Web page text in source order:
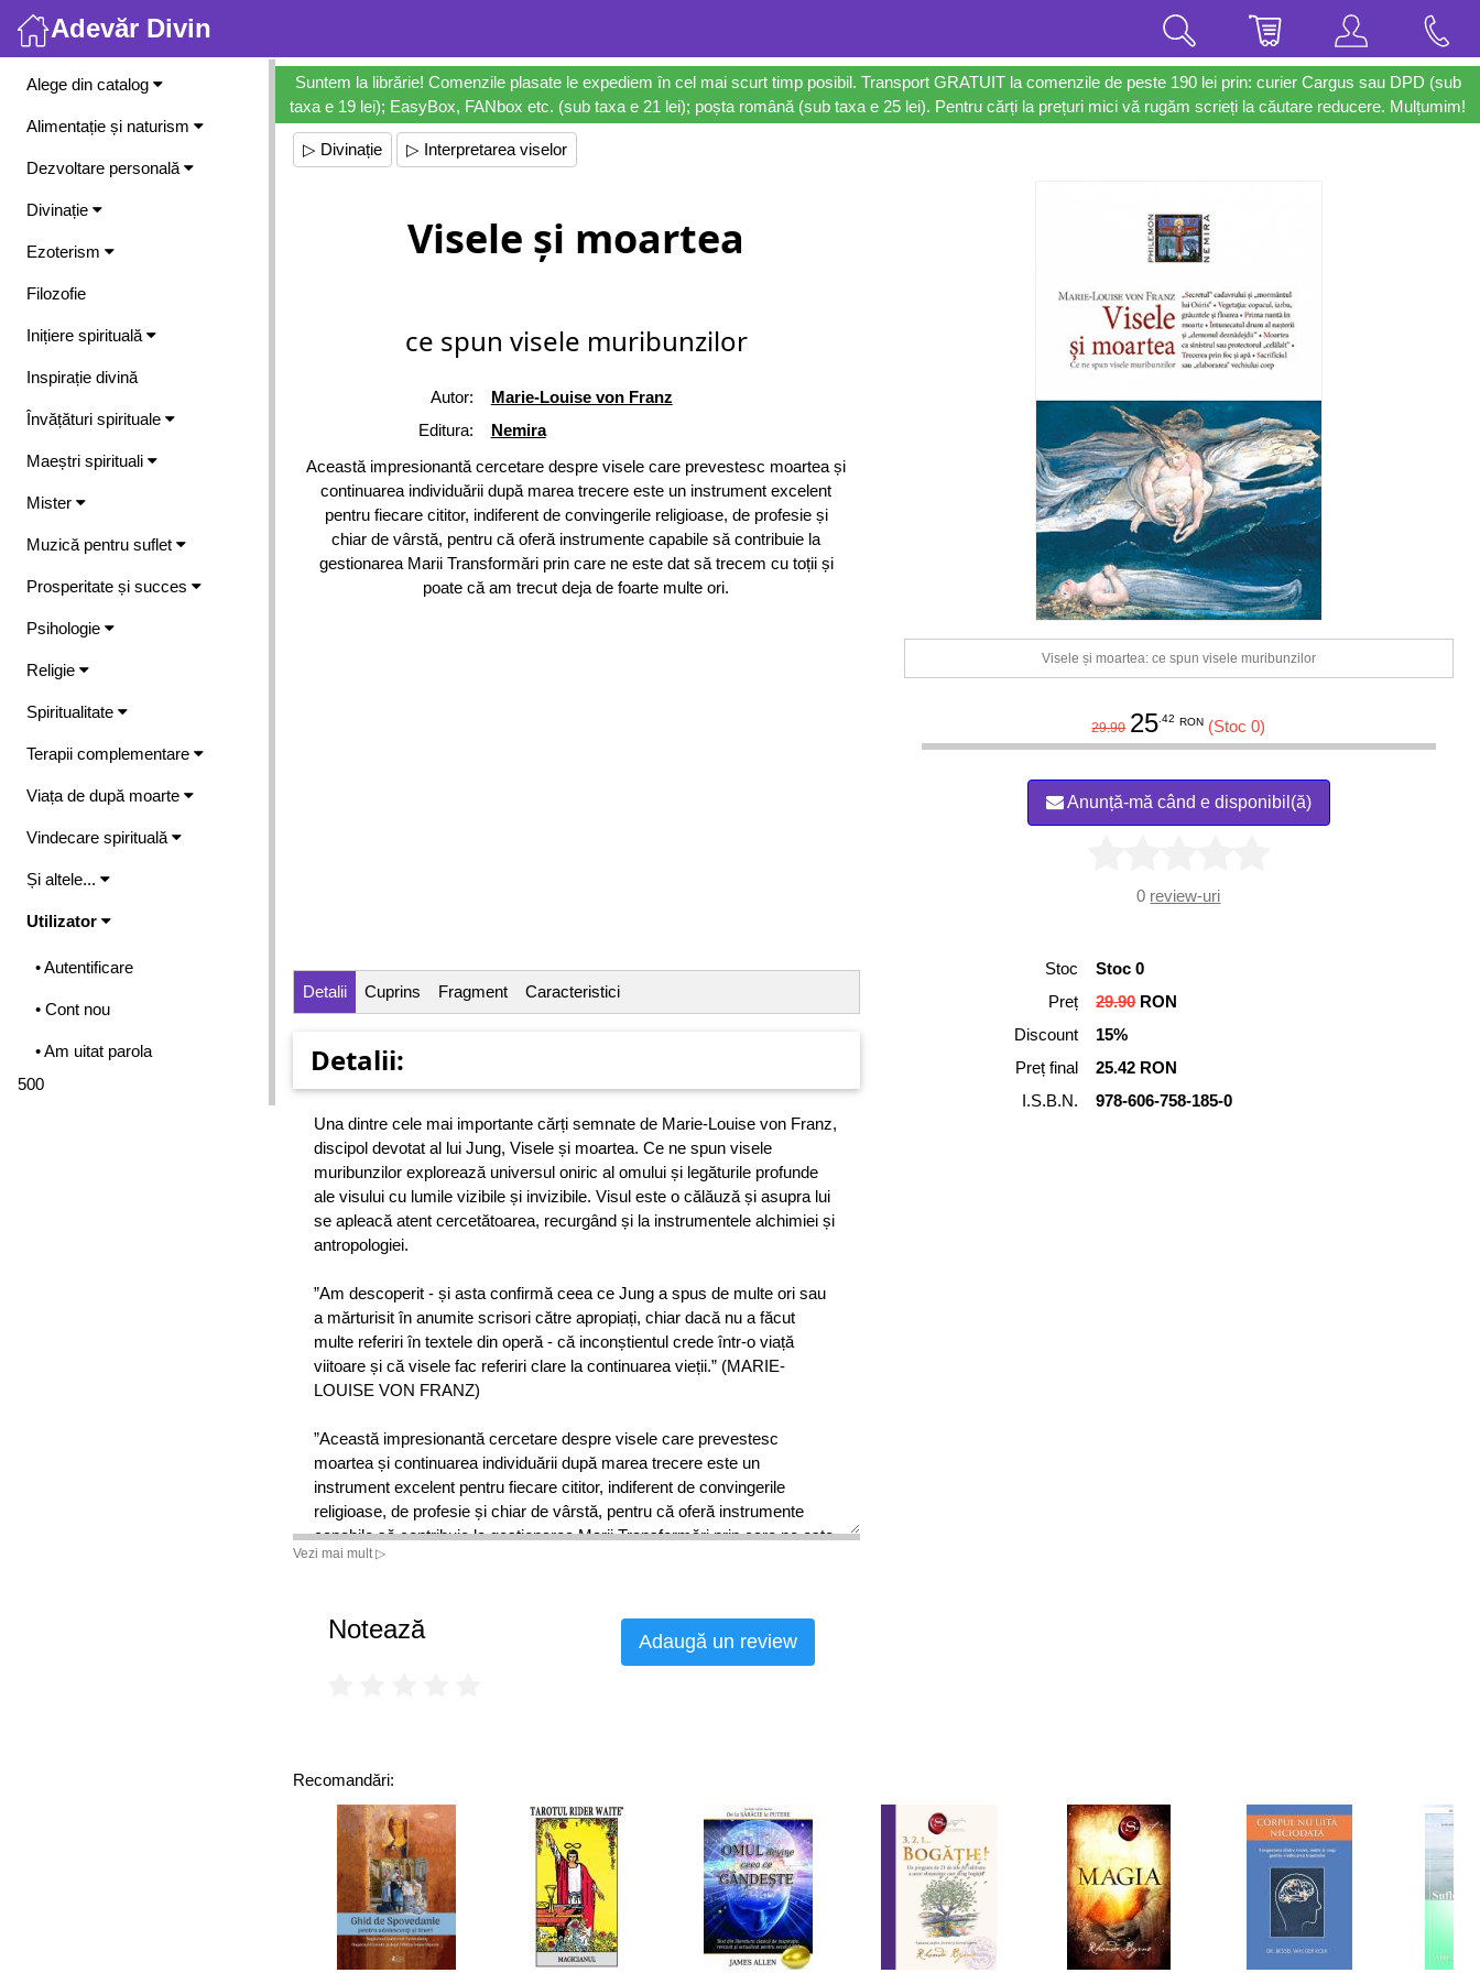
Adevăr Divin
Meniu
Alege din catalog
Alimentație și naturism
Dezvoltare personală
Divinație
Ezoterism
Filozofie
Inițiere spirituală
Inspirație divină
Învățături spirituale
Maeștri spirituali
Mister
Muzică pentru suflet
Prosperitate și succes
Psihologie
Religie
Spiritualitate
Terapii complementare
Viața de după moarte
Vindecare spirituală
Și altele...
Utilizator
• Autentificare
• Cont nou
• Am uitat parola
500
Suntem la librărie! Comenzile plasate le expediem în cel mai scurt timp posibil. Transport GRATUIT la comenzile de peste 190 lei prin: curier Cargus sau DPD (sub
taxa e 19 lei); EasyBox, FANbox etc. (sub taxa e 21 lei); poșta română (sub taxa e 25 lei). Pentru cărți la prețuri mici vă rugăm scrieți la căutare reducere. Mulțumim!
▷ Divinație ▷ Interpretarea viselor
Visele și moartea
ce spun visele muribunzilor
Autor:
Marie-Louise von Franz
Editura:
Nemira
Această impresionantă cercetare despre visele care prevestesc moartea și
continuarea individuării după marea trecere este un instrument excelent
pentru fiecare cititor, indiferent de convingerile religioase, de profesie și
chiar de vârstă, pentru că oferă instrumente capabile să contribuie la
gestionarea Marii Transformări prin care ne este dat să trecem cu toții și
poate că am trecut deja de foarte multe ori.
Visele și moartea: ce spun visele muribunzilor
29.90 25 .42 RON (Stoc 0)
Anunță-mă când e disponibil(ă)
0 review-uri
Detalii Cuprins Fragment Caracteristici
Detalii:
Una dintre cele mai importante cărți semnate de Marie-Louise von Franz,
discipol devotat al lui Jung, Visele și moartea. Ce ne spun visele
muribunzilor explorează universul oniric al omului și legăturile profunde
ale visului cu lumile vizibile și invizibile. Visul este o călăuză și asupra lui
se apleacă atent cercetătoarea, recurgând și la instrumentele alchimiei și
antropologiei.
”Am descoperit - și asta confirmă ceea ce Jung a spus de multe ori sau
a mărturisit în anumite scrisori către apropiați, chiar dacă nu a făcut
multe referiri în textele din operă - că inconștientul crede într-o viață
viitoare și că visele fac referiri clare la continuarea vieții.” (MARIE-
LOUISE VON FRANZ)
”Această impresionantă cercetare despre visele care prevestesc
moartea și continuarea individuării după marea trecere este un
instrument excelent pentru fiecare cititor, indiferent de convingerile
religioase, de profesie și chiar de vârstă, pentru că oferă instrumente
capabile să contribuie la gestionarea Marii Transformări prin care ne este
dat să trecem cu toții și poate că am trecut deja de foarte multe ori.”
Vezi mai mult ▷
Stoc
Stoc 0
Preț
29.90RON
Discount
15%
Preț final
25.42 RON
I.S.B.N.
978-606-758-185-0
Notează Adaugă un review
Recomandări: